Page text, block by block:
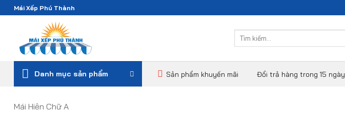
qua
Mái Xếp Phú Thành
Tìm
Danh mục sản phẩm Sản phẩm khuyến mãi Đổi trả hàng trong 15 ngày
Mái Hiên Chữ A